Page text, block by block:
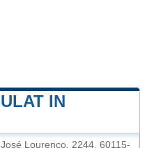
IN
Lourenço, 2244, 60115-